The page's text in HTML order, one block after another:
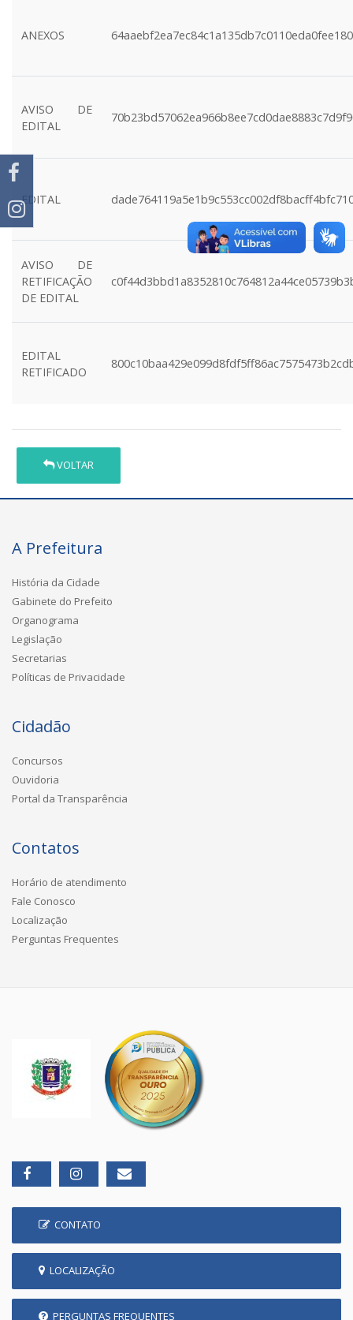
ANEXOS
AVISO DE
EDITAL
EDITAL
AVISO DE
RETIFICAÇÃO
DE EDITAL
EDITAL
RETIFICADO
VOLTAR
A Prefeitura
História da Cidade
Gabinete do Prefeito
Organograma
Legislação
Secretarias
Políticas de Privacidade
Cidadão
Concursos
Ouvidoria
Portal da Transparência
Contatos
Horário de atendimento
Fale Conosco
Localização
Perguntas Frequentes
CONTATO
LOCALIZAÇÃO
PERGUNTAS FREQUENTES